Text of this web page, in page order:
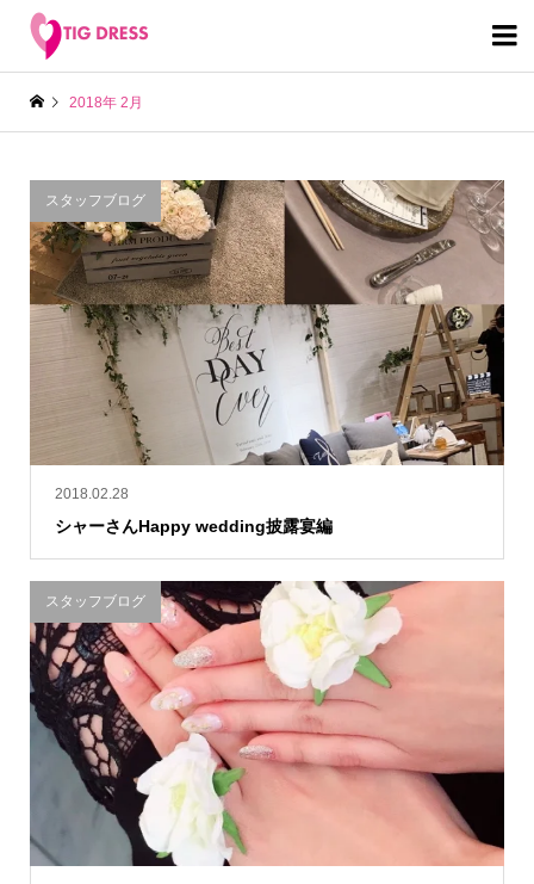

2018年 2月
2018.02.28
シャーさんHappy wedding披露宴編
スタッフブログ
スタッフブログ